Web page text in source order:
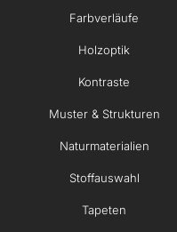
Farbverläufe
Holzoptik
Kontraste
Muster & Strukturen
Naturmaterialien
Stoffauswahl
Tapeten